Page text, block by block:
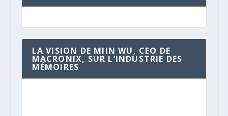
LA VISION DE MIIN WU, CEO DE
MACRONIX, SUR L’INDUSTRIE DES
MÉMOIRES